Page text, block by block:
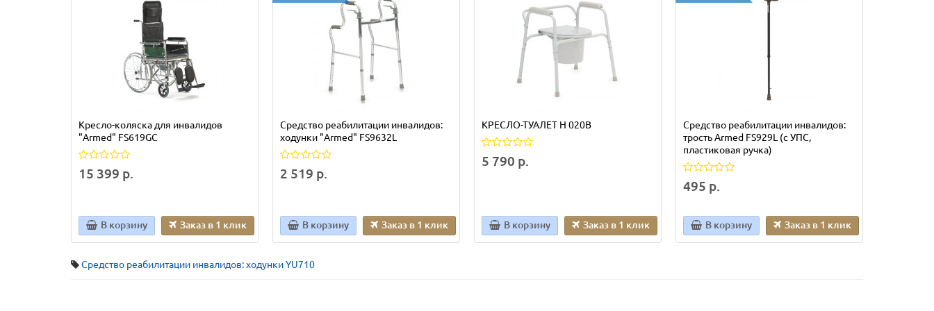
Кресло-коляска для инвалидов
"Armed" FS619GC
15 399 р.
В корзину Заказ в 1 клик
Средство реабилитации инвалидов:
ходунки "Armed" FS9632L
2 519 р.
В корзину Заказ в 1 клик
КРЕСЛО-ТУАЛЕТ H 020B
5 790 р.
В корзину Заказ в 1 клик
Средство реабилитации инвалидов:
трость Armed FS929L (с УПС,
пластиковая ручка)
495 р.
В корзину Заказ в 1 клик
Средство реабилитации инвалидов: ходунки YU710